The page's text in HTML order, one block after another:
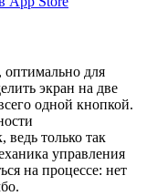
для
экран на две
одной кнопкой.
только так
управления
на процессе: нет